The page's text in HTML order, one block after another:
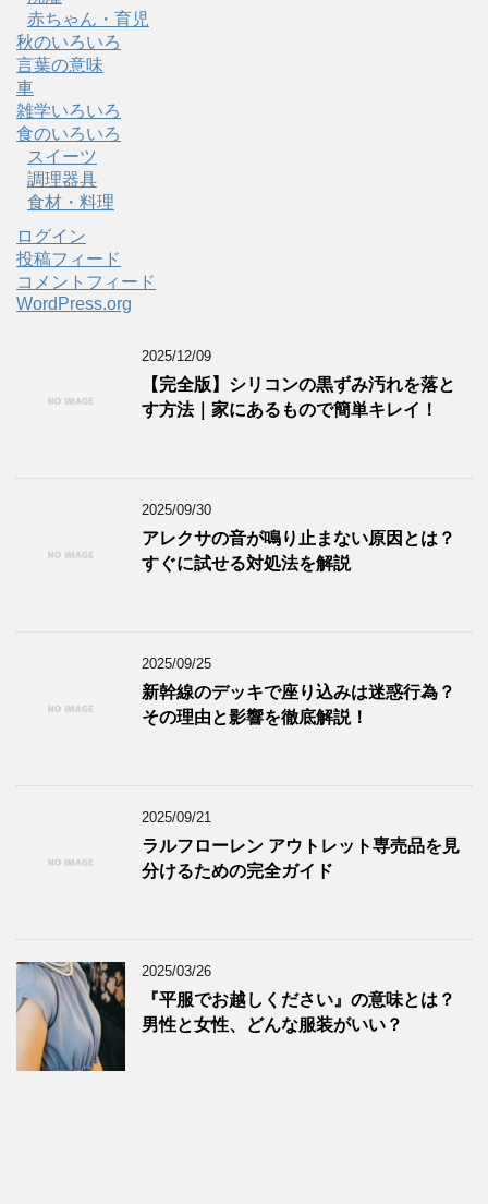
赤ちゃん・育児
秋のいろいろ
言葉の意味
車
雑学いろいろ
食のいろいろ
スイーツ
調理器具
食材・料理
ログイン
投稿フィード
コメントフィード
WordPress.org
2025/12/09
【完全版】シリコンの黒ずみ汚れを落と
す方法｜家にあるもので簡単キレイ！
2025/09/30
アレクサの音が鳴り止まない原因とは？
すぐに試せる対処法を解説
2025/09/25
新幹線のデッキで座り込みは迷惑行為？
その理由と影響を徹底解説！
2025/09/21
ラルフローレン アウトレット専売品を見
分けるための完全ガイド
2025/03/26
『平服でお越しください』の意味とは？
男性と女性、どんな服装がいい？